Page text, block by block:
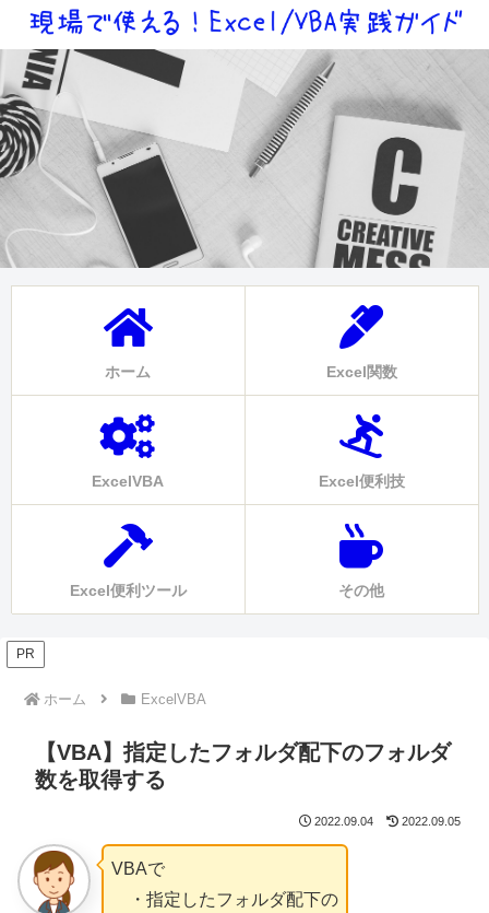
ホーム Excel関数
ExcelVBA Excel便利技
Excel便利ツール その他
PR
ホーム ExcelVBA
【VBA】指定したフォルダ配下のフォルダ
数を取得する
2022.09.04 2022.09.05
VBAで
・指定したフォルダ配下の